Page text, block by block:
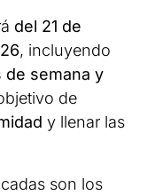
del 21 de
, incluyendo
de semana y
de
y llenar las
son los